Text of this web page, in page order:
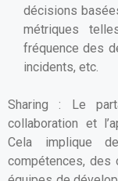
décisions
métriques
fréquence des
incidents, etc.
Sharing : Le
collaboration et
Cela implique
compétences, des